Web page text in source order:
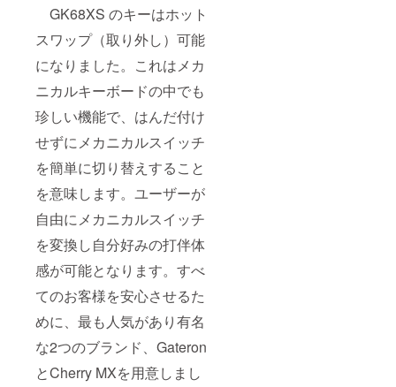
GK68XS のキーはホット
スワップ（取り外し）可能
になりました。これはメカ
ニカルキーボードの中でも
珍しい機能で、はんだ付け
せずにメカニカルスイッチ
を簡単に切り替えすること
を意味します。ユーザーが
自由にメカニカルスイッチ
を変換し自分好みの打伴体
感が可能となります。すべ
てのお客様を安心させるた
めに、最も人気があり有名
な2つのブランド、Gateron
とCherry MXを用意しまし